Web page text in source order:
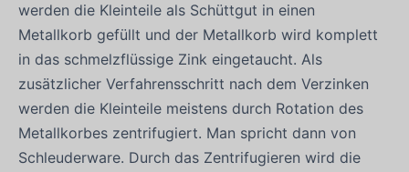
werden die Kleinteile als Schüttgut in einen
Metallkorb gefüllt und der Metallkorb wird komplett
in das schmelzflüssige Zink eingetaucht. Als
zusätzlicher Verfahrensschritt nach dem Verzinken
werden die Kleinteile meistens durch Rotation des
Metallkorbes zentrifugiert. Man spricht dann von
Schleuderware. Durch das Zentrifugieren wird die